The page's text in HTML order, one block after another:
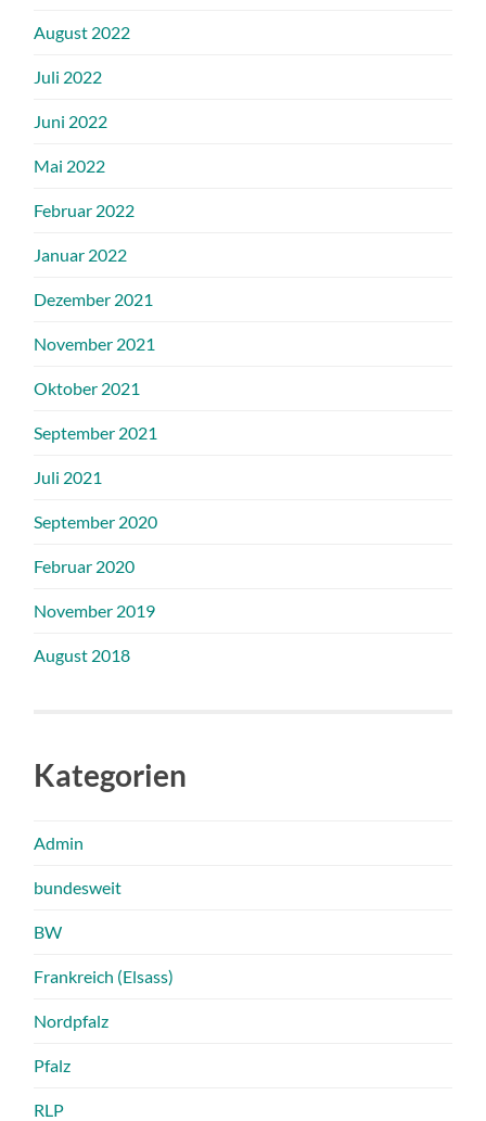
August 2022
Juli 2022
Juni 2022
Mai 2022
Februar 2022
Januar 2022
Dezember 2021
November 2021
Oktober 2021
September 2021
Juli 2021
September 2020
Februar 2020
November 2019
August 2018
Kategorien
Admin
bundesweit
BW
Frankreich (Elsass)
Nordpfalz
Pfalz
RLP